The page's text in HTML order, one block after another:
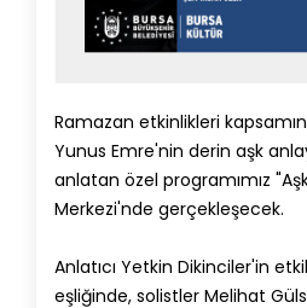
Ramazan etkinlikleri
Yunus Emre'nin derin aşk
anlatan özel programımız
Merkezi'nde gerçekleşecek.
Anlatıcı Yetkin Dikinciler'in
eşliğinde, solistler Melihat